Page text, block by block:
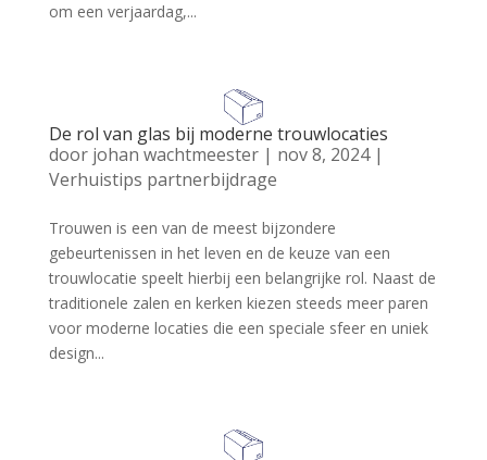
om een verjaardag,...
De rol van glas bij moderne trouwlocaties
door johan wachtmeester| nov 8, 2024|
Verhuistips partnerbijdrage
Trouwen is een van de meest bijzondere
gebeurtenissen in het leven en de keuze van een
trouwlocatie speelt hierbij een belangrijke rol. Naast de
traditionele zalen en kerken kiezen steeds meer paren
voor moderne locaties die een speciale sfeer en uniek
design...